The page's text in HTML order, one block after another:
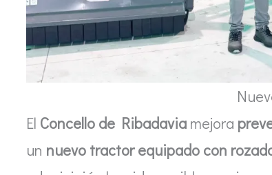
El Concello de Ribadavia mejora
un nuevo tractor equipado con